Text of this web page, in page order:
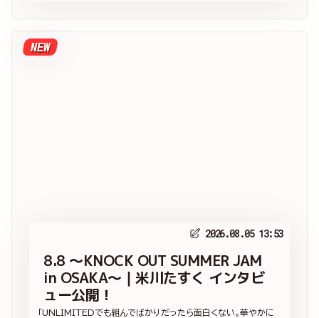
NEW
2026.08.05 13:53
8.8 ～KNOCK OUT SUMMER JAM
in OSAKA～｜米川たすく インタビ
ュー公開！
「UNLIMITEDでも組んでばかりだったら面白くない。華やかに